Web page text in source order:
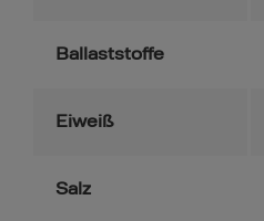
Ballaststoffe
Eiweiß
Salz